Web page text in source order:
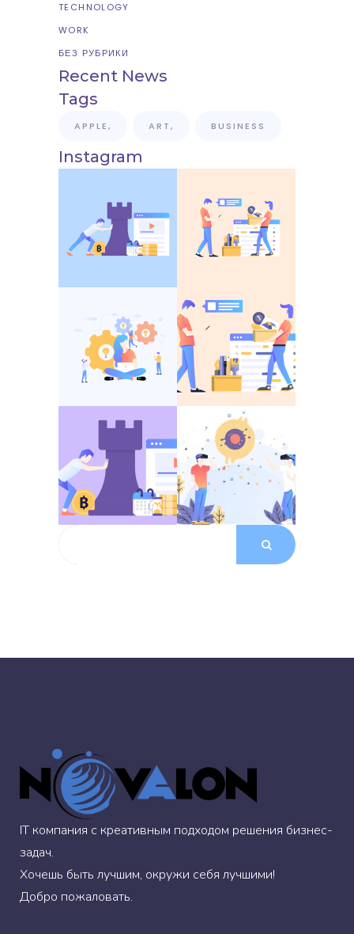
TECHNOLOGY
WORK
БЕЗ РУБРИКИ
Recent News
Tags
APPLE ART BUSINESS
Instagram
Search
IT компания с креативным подходом решения бизнес-
задач.
Хочешь быть лучшим, окружи себя лучшими!
Добро пожаловать.